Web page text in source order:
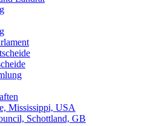
Mississippi, USA
Schottland, GB